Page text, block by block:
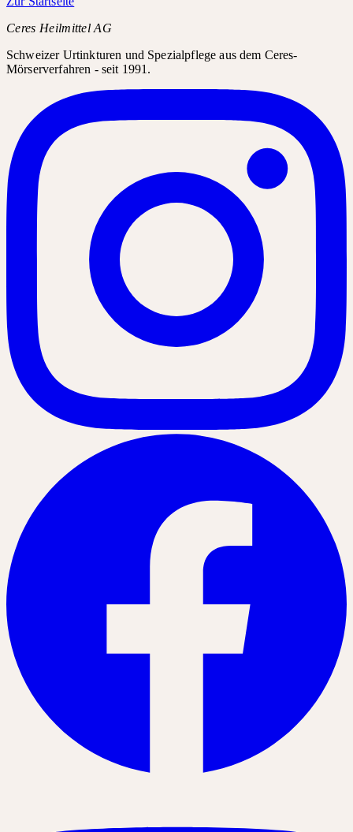
Ceres Heilmittel AG
Schweizer Urtinkturen und Spezialpflege aus dem Ceres-
Mörserverfahren - seit 1991.